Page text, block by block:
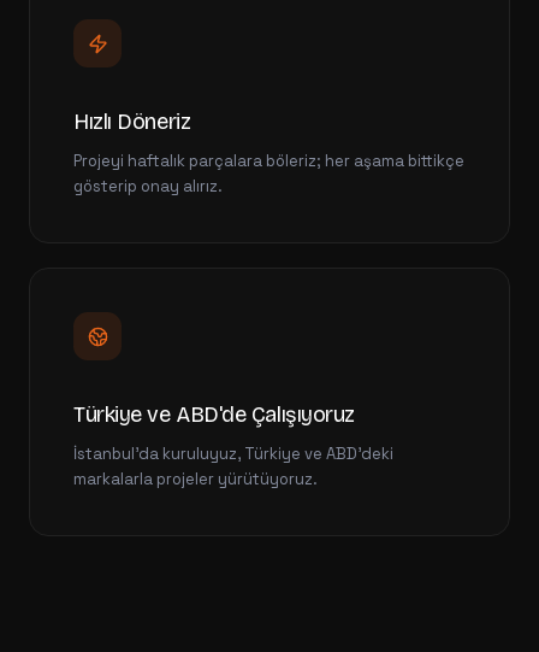
Hızlı Döneriz
Projeyi haftalık parçalara böleriz; her aşama bittikçe
gösterip onay alırız.
Türkiye ve ABD'de Çalışıyoruz
İstanbul'da kuruluyuz, Türkiye ve ABD'deki
markalarla projeler yürütüyoruz.